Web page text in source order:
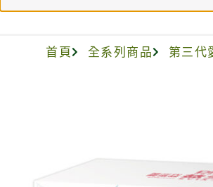
首頁 全系列商品 第三代